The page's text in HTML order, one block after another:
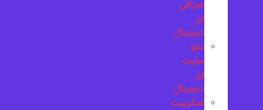
صرافی
ارز
دیجیتال
سئو
سایت
ارز
دیجیتال
اسکریپت